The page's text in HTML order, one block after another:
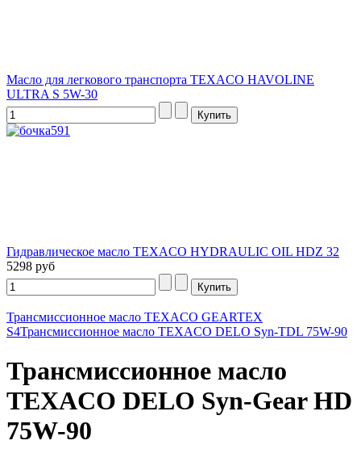
Масло для легкового транспорта TEXACO HAVOLINE
ULTRA S 5W-30
Гидравлическое масло TEXACO HYDRAULIC OIL HDZ 32
5298 руб
Трансмиссионное масло TEXACO GEARTEX
S4Трансмиссионное масло TEXACO DELO Syn-TDL 75W-90
Трансмиссионное масло
TEXACO DELO Syn-Gear HD
75W-90